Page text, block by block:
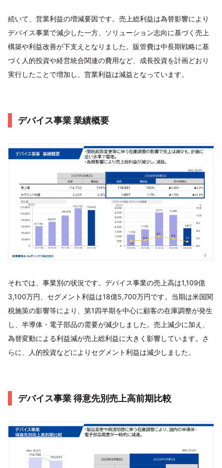
続いて、営業利益の増減要因です。売上総利益は為替影響により
デバイス事業で減少した一方、ソリューション志向に基づく売上
構築や利益改善が下支えとなりました。販管費は中長期戦略に基
づく人的投資や経営統合関連の費用など、成長投資を計画どおり
実行したことで増加し、営業利益は減益となっています。
デバイス事業 業績概要
それでは、事業別の状況です。デバイス事業の売上高は1,109億
3,100万円、セグメント利益は18億5,700万円です。当期は米国関
税施策の影響等により、第1四半期を中心に顧客の在庫調整が発生
し、半導体・電子部品の需要が減少しました。売上減少に加え、
為替変動による利益減が売上総利益に大きく影響しています。さ
らに、人的投資などによりセグメント利益は減少しました。
デバイス事業 得意先別売上高前期比較